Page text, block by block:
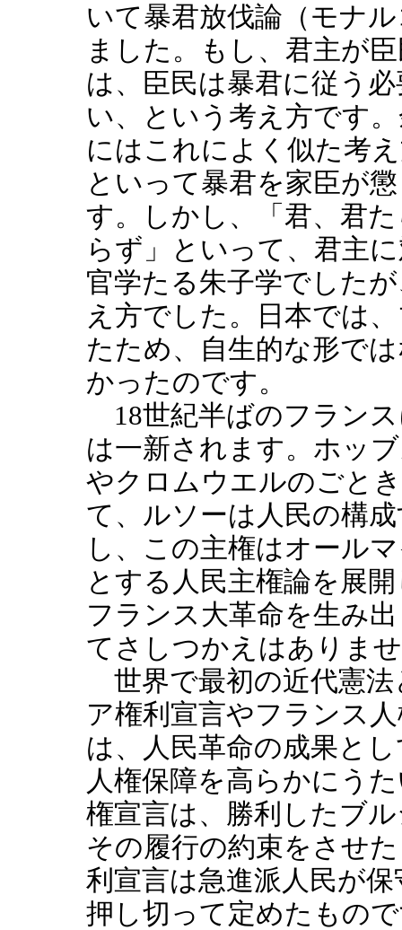
いて暴君放伐論（モナ
ました。もし、君主が
は、臣民は暴君に従う
い、という考え方です
にはこれによく似た考
といって暴君を家臣が
す。しかし、「君、君
らず」といって、君主
官学たる朱子学でした
え方でした。日本では
たため、自生的な形で
かったのです。
18世紀半ばのフラン
は一新されます。ホッ
やクロムウエルのごと
て、ルソーは人民の構
し、この主権はオール
とする人民主権論を展
フランス大革命を生み
てさしつかえはありま
世界で最初の近代憲
ア権利宣言やフランス
は、人民革命の成果と
人権保障を高らかにう
権宣言は、勝利したブ
その履行の約束をさせ
利宣言は急進派人民が
押し切って定めたもの